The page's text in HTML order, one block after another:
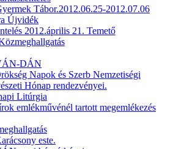
Tábor.2012.06.25-2012.07.06
Újvidék
2012.április 21. Temető
DÁN
Napok és Szerb Nemzetiségi
Hónap rendezvényei.
Litúrgia
emlékművénél tartott megemlékezés
este.